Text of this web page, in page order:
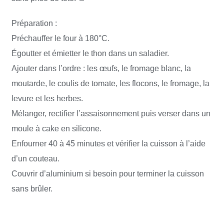
Préparation :
Préchauffer le four à 180°C.
Égoutter et émietter le thon dans un saladier.
Ajouter dans l’ordre : les œufs, le fromage blanc, la
moutarde, le coulis de tomate, les flocons, le fromage, la
levure et les herbes.
Mélanger, rectifier l’assaisonnement puis verser dans un
moule à cake en silicone.
Enfourner 40 à 45 minutes et vérifier la cuisson à l’aide
d’un couteau.
Couvrir d’aluminium si besoin pour terminer la cuisson
sans brûler.